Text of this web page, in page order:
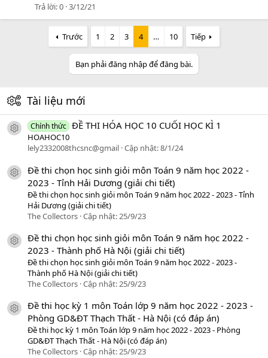
Trả lời 0 3/12/21
Trước 1 2 3 4 … 10 Tiếp
Bạn phải đăng nhập để đăng bài.
Tài liệu mới
icon tài liệu
Chính thức ĐỀ THI HÓA HỌC 10 CUỐI HỌC KÌ 1
HOAHOC10
lely2332008thcsnc@gmail Cập nhật:8/1/24
icon tài liệu
Đề thi chọn học sinh giỏi môn Toán 9 năm học 2022 -
2023 - Tỉnh Hải Dương (giải chi tiết)
Đề thi chọn học sinh giỏi môn Toán 9 năm học 2022 - 2023 - Tỉnh
Hải Dương (giải chi tiết)
The Collectors Cập nhật:25/9/23
icon tài liệu
Đề thi chọn học sinh giỏi môn Toán 9 năm học 2022 -
2023 - Thành phố Hà Nội (giải chi tiết)
Đề thi chọn học sinh giỏi môn Toán 9 năm học 2022 - 2023 -
Thành phố Hà Nội (giải chi tiết)
The Collectors Cập nhật:25/9/23
icon tài liệu
Đề thi học kỳ 1 môn Toán lớp 9 năm học 2022 - 2023 -
Phòng GD&ĐT Thạch Thất - Hà Nội (có đáp án)
Đề thi học kỳ 1 môn Toán lớp 9 năm học 2022 - 2023 - Phòng
GD&ĐT Thạch Thất - Hà Nội (có đáp án)
The Collectors Cập nhật:25/9/23